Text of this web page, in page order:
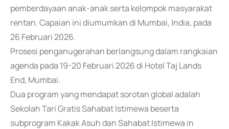
pemberdayaan anak-anak serta kelompok masyarakat
rentan. Capaian ini diumumkan di Mumbai, India, pada
26 Februari 2026.
Prosesi penganugerahan berlangsung dalam rangkaian
agenda pada 19-20 Februari 2026 di Hotel Taj Lands
End, Mumbai.
Dua program yang mendapat sorotan global adalah
Sekolah Tari Gratis Sahabat Istimewa beserta
subprogram Kakak Asuh dan Sahabat Istimewa in